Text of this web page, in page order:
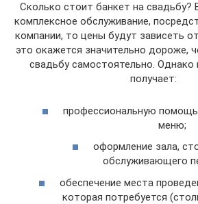
Сколько стоит банкет на свадьбу?
комплексное обслуживание,
компании, то цены будут зависеть
это окажется значительно дороже,
свадьбу самостоятельно. Однако
получает:
профессиональную помощь
меню;
оформление зала,
обслуживающего
обеспечение места
которая потребуется